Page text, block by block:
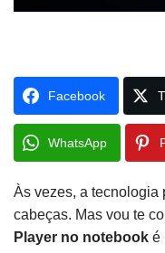
Facebook
WhatsApp
Às vezes, a tecnologia
cabeças. Mas vou te
Player no notebook é